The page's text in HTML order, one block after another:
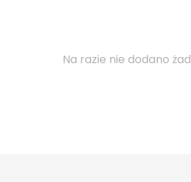
Na razie nie dodano